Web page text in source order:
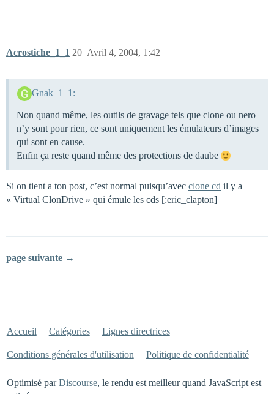
Acrostiche_1_1 Avril 4, 2004, 1:42
20
Gnak_1_1:
Non quand même, les outils de gravage tels que clone ou nero
n’y sont pour rien, ce sont uniquement les émulateurs d’images
qui sont en cause.
Enfin ça reste quand même des protections de daube
Si on tient a ton post, c’est normal puisqu’avec clone cd il y a
« Virtual ClonDrive » qui émule les cds [:eric_clapton]
page suivante →
Accueil Catégories Lignes directrices
Conditions générales d'utilisation Politique de confidentialité
Optimisé parDiscourse, le rendu est meilleur quand JavaScript est